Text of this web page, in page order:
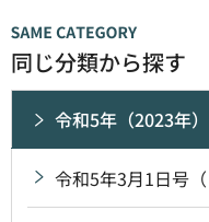
同じ分類から探す
令和5年（2023年
令和5年3月1日号